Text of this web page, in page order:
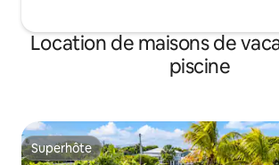
Location de maisons de
piscine
Superhôte
Superhôte